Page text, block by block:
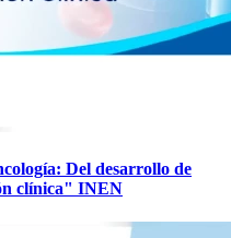
Del desarrollo de
clínica" INEN